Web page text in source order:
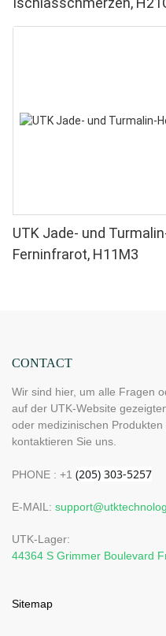
UTK Jade- und
Ferninfrarot, H11M3
CONTACT
Wir sind hier, um alle Fragen
auf der UTK-Website
oder medizinischen
kontaktieren Sie uns.
PHONE : +1
E-MAIL:
UTK-Lager:
44364 S Grimmer Boulevard
Sitemap